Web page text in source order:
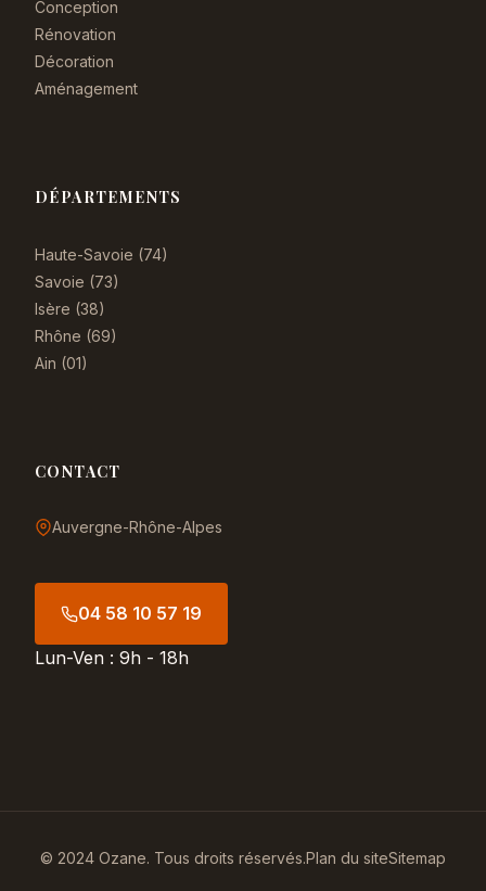
Conception
Rénovation
Décoration
Aménagement
DÉPARTEMENTS
Haute-Savoie (74)
Savoie (73)
Isère (38)
Rhône (69)
Ain (01)
CONTACT
Auvergne-Rhône-Alpes
04 58 10 57 19
Lun-Ven : 9h - 18h
© 2024 Ozane. Tous droits réservés.Plan du siteSitemap